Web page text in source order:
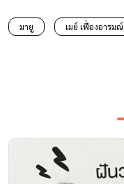
มายู เมย์ เฟื่องอารมณ์